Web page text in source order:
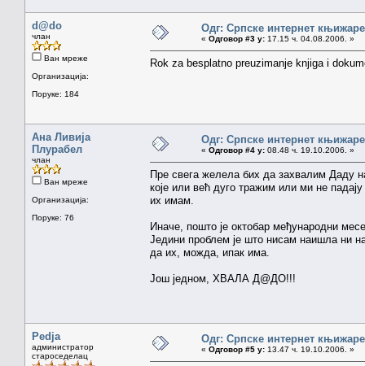
d@do
члан
Ван мреже
Организација:
Поруке: 184
Одг: Српске интернет
« Одговор #3 у: 17.15 ч. 04.08.2006. »
Rok za besplatno preuzimanje knjiga i
Ана Ливија
Плурабел
члан
Ван мреже
Организација:
Поруке: 76
Одг: Српске интернет
« Одговор #4 у: 08.48 ч. 19.10.2006. »
Пре свега желела бих да захвалим Даду
које или већ дуго тражим или ми не
их имам.
Иначе, пошто је октобар међународни
Једини проблем је што нисам наишла ни
да их, можда, ипак има.
Још једном, ХВАЛА Д@ДО!!!
Pedja
администратор
староседелац
Одг: Српске интернет
« Одговор #5 у: 13.47 ч. 19.10.2006. »